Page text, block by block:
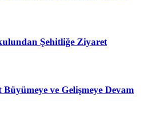
Şehitliğe Ziyaret
ve Gelişmeye Devam